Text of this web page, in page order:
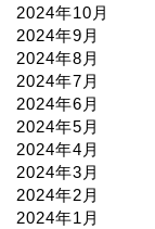
2024年10月
2024年9月
2024年8月
2024年7月
2024年6月
2024年5月
2024年4月
2024年3月
2024年2月
2024年1月